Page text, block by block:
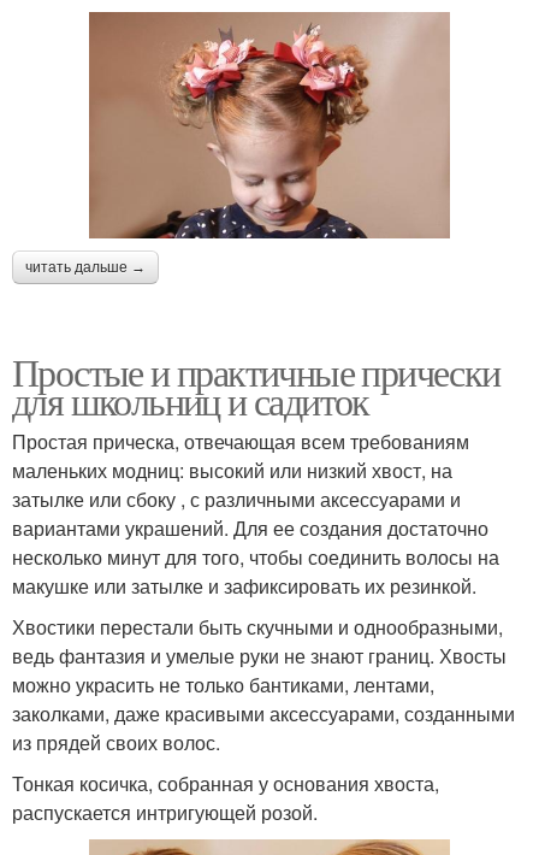
читать дальше →
Простые и практичные прически
для школьниц и садиток
Простая прическа, отвечающая всем требованиям
маленьких модниц: высокий или низкий хвост, на
затылке или сбоку , с различными аксессуарами и
вариантами украшений. Для ее создания достаточно
несколько минут для того, чтобы соединить волосы на
макушке или затылке и зафиксировать их резинкой.
Хвостики перестали быть скучными и однообразными,
ведь фантазия и умелые руки не знают границ. Хвосты
можно украсить не только бантиками, лентами,
заколками, даже красивыми аксессуарами, созданными
из прядей своих волос.
Тонкая косичка, собранная у основания хвоста,
распускается интригующей розой.